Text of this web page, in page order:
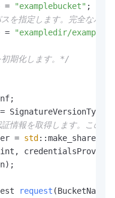
= "examplebucket" ;
を指定します。完全な
= "exampledir/
期化します。*/
報を取得します。このサ
= std
request (BucketName)